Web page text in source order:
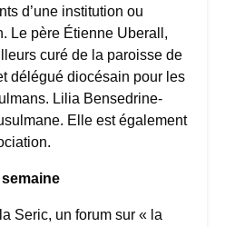
d’une institution ou
Le père Étienne Uberall,
curé de la paroisse de
délégué diocésain pour les
Lilia Bensedrine-
Elle est également
Seric, un forum sur « la